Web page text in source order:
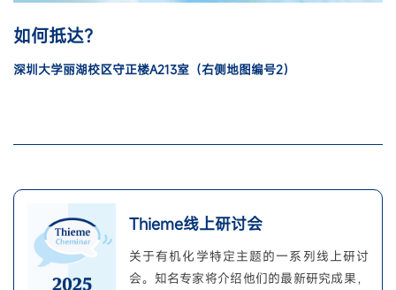
如何抵达？
深圳大学丽湖校区守正楼A213室（右侧地图编号2）
Thieme线上研讨会
关于有机化学特定主题的一系列线上研讨
会。知名专家将介绍他们的最新研究成果，